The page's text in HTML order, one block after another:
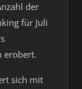
der
für Juli
erobert.
sich mit